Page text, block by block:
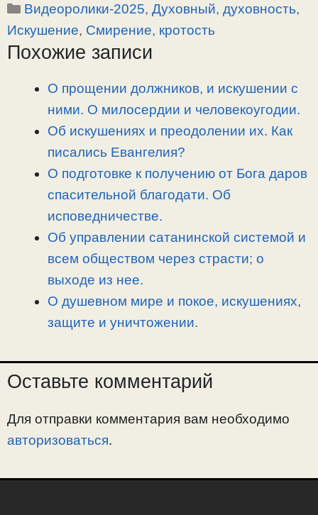
p
y
L
l
e
g
a
c
e
b
п
р
а
Рубрики
Видеоролики-2025,Духовный, духовность,
Искушение, Смирение, кротость
Похожие записи
О прощении должников, и искушении с
ними. О милосердии и человекоугодии.
Об искушениях и преодолении их. Как
писались Евангелия?
О подготовке к получению от Бога даров
спасительной благодати. Об
исповедничестве.
Об управлении сатанинской системой и
всем обществом через страсти; о
выходе из нее.
О душевном мире и покое, искушениях,
защите и уничтожении.
Оставьте комментарий
Для отправки комментария вам необходимо
авторизоваться.